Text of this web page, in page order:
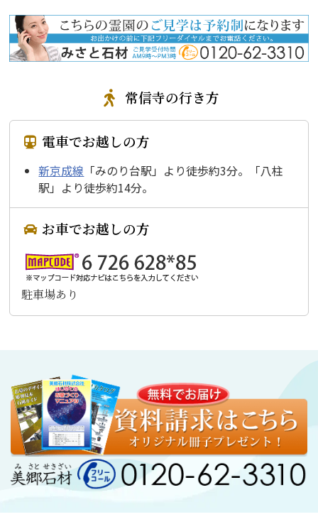
常信寺の行き方
電車でお越しの方
新京成線 「みのり台駅」より徒歩約3分。「八柱
駅」より徒歩約14分。
お車でお越しの方
駐車場あり